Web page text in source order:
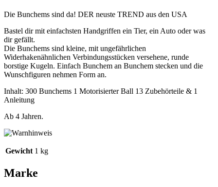
Die Bunchems sind da! DER neuste TREND aus den USA
Bastel dir mit einfachsten Handgriffen ein Tier, ein Auto oder was
dir gefällt.
Die Bunchems sind kleine, mit ungefährlichen
Widerhakenähnlichen Verbindungsstücken versehene, runde
borstige Kugeln. Einfach Bunchem an Bunchem stecken und die
Wunschfiguren nehmen Form an.
Inhalt: 300 Bunchems 1 Motorisierter Ball 13 Zubehörteile & 1
Anleitung
Ab 4 Jahren.
Gewicht 1 kg
Marke